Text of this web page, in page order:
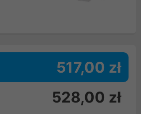
517,00 zł
528,00 zł